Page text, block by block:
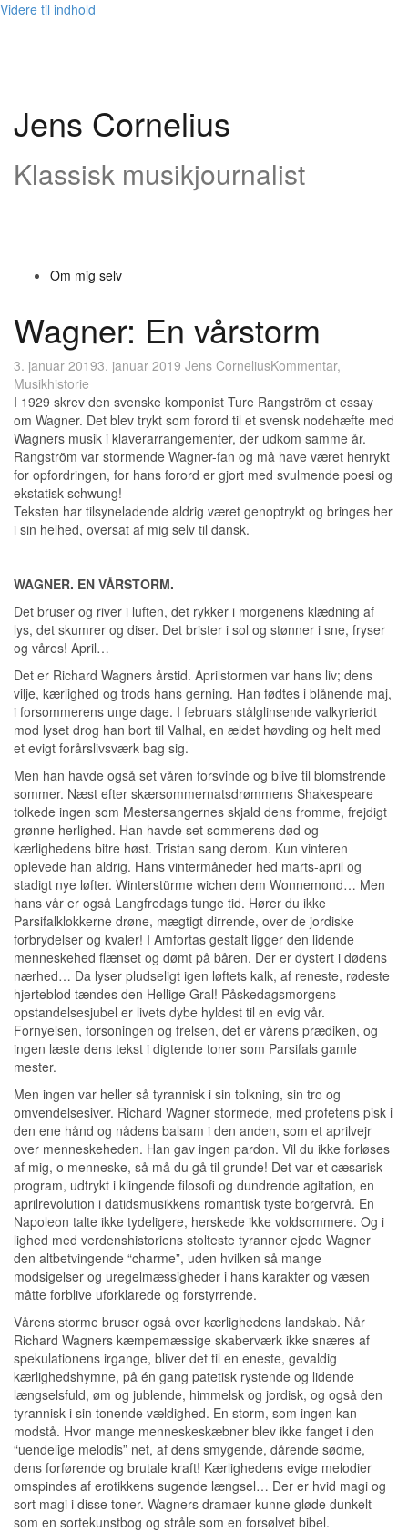
Videre til indhold
Jens Cornelius
Klassisk musikjournalist
Om mig selv
Wagner: En vårstorm
3. januar 20193. januar 2019 Jens CorneliusKommentar,
Musikhistorie
I 1929 skrev den svenske komponist Ture Rangström et essay
om Wagner. Det blev trykt som forord til et svensk nodehæfte med
Wagners musik i klaverarrangementer, der udkom samme år.
Rangström var stormende Wagner-fan og må have været henrykt
for opfordringen, for hans forord er gjort med svulmende poesi og
ekstatisk schwung!
Teksten har tilsyneladende aldrig været genoptrykt og bringes her
i sin helhed, oversat af mig selv til dansk.
WAGNER. EN VÅRSTORM.
Det bruser og river i luften, det rykker i morgenens klædning af
lys, det skumrer og diser. Det brister i sol og stønner i sne, fryser
og våres! April…
Det er Richard Wagners årstid. Aprilstormen var hans liv; dens
vilje, kærlighed og trods hans gerning. Han fødtes i blånende maj,
i forsommerens unge dage. I februars stålglinsende valkyrieridt
mod lyset drog han bort til Valhal, en ældet høvding og helt med
et evigt forårslivsværk bag sig.
Men han havde også set våren forsvinde og blive til blomstrende
sommer. Næst efter skærsommernatsdrømmens Shakespeare
tolkede ingen som Mestersangernes skjald dens fromme, frejdigt
grønne herlighed. Han havde set sommerens død og
kærlighedens bitre høst. Tristan sang derom. Kun vinteren
oplevede han aldrig. Hans vintermåneder hed marts-april og
stadigt nye løfter. Winterstürme wichen dem Wonnemond… Men
hans vår er også Langfredags tunge tid. Hører du ikke
Parsifalklokkerne drøne, mægtigt dirrende, over de jordiske
forbrydelser og kvaler! I Amfortas gestalt ligger den lidende
menneskehed flænset og dømt på båren. Der er dystert i dødens
nærhed… Da lyser pludseligt igen løftets kalk, af reneste, rødeste
hjerteblod tændes den Hellige Gral! Påskedagsmorgens
opstandelsesjubel er livets dybe hyldest til en evig vår.
Fornyelsen, forsoningen og frelsen, det er vårens prædiken, og
ingen læste dens tekst i digtende toner som Parsifals gamle
mester.
Men ingen var heller så tyrannisk i sin tolkning, sin tro og
omvendelsesiver. Richard Wagner stormede, med profetens pisk i
den ene hånd og nådens balsam i den anden, som et aprilvejr
over menneskeheden. Han gav ingen pardon. Vil du ikke forløses
af mig, o menneske, så må du gå til grunde! Det var et cæsarisk
program, udtrykt i klingende filosofi og dundrende agitation, en
aprilrevolution i datidsmusikkens romantisk tyste borgervrå. En
Napoleon talte ikke tydeligere, herskede ikke voldsommere. Og i
lighed med verdenshistoriens stolteste tyranner ejede Wagner
den altbetvingende “charme”, uden hvilken så mange
modsigelser og uregelmæssigheder i hans karakter og væsen
måtte forblive uforklarede og forstyrrende.
Vårens storme bruser også over kærlighedens landskab. Når
Richard Wagners kæmpemæssige skaberværk ikke snæres af
spekulationens irgange, bliver det til en eneste, gevaldig
kærlighedshymne, på én gang patetisk rystende og lidende
længselsfuld, øm og jublende, himmelsk og jordisk, og også den
tyrannisk i sin tonende vældighed. En storm, som ingen kan
modstå. Hvor mange menneskeskæbner blev ikke fanget i den
“uendelige melodis” net, af dens smygende, dårende sødme,
dens forførende og brutale kraft! Kærlighedens evige melodier
omspindes af erotikkens sugende længsel… Der er hvid magi og
sort magi i disse toner. Wagners dramaer kunne gløde dunkelt
som en sortekunstbog og stråle som en forsølvet bibel.